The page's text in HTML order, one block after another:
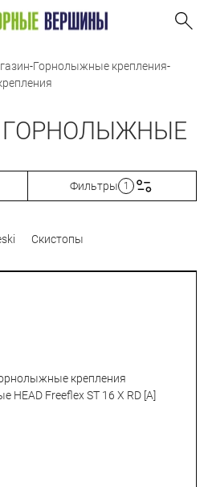
-Горнолыжные крепления-
ГОРНОЛЫЖНЫЕ
Фильтры 1
Скистопы